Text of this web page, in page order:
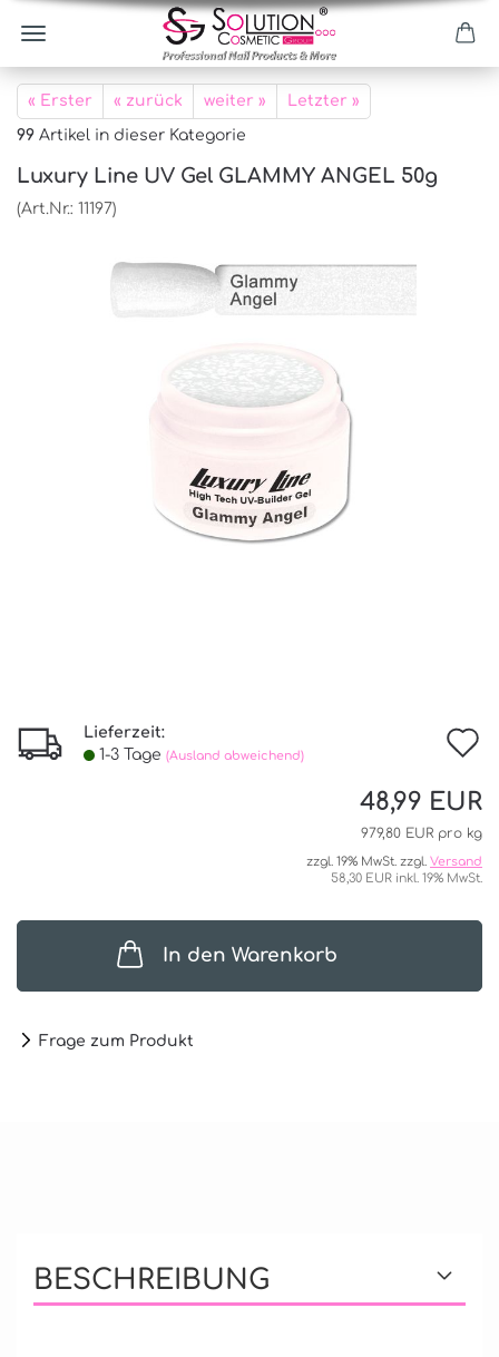
« Erster « zurück weiter » Letzter »
99 Artikel in dieser Kategorie
Luxury Line UV Gel GLAMMY ANGEL 50g
(Art.Nr.: 11197)
Lieferzeit:
1-3 Tage (Ausland abweichend)
48,99 EUR
979,80 EUR pro kg
zzgl. 19% MwSt. zzgl. Versand
58,30 EUR inkl. 19% MwSt.
In den Warenkorb
Frage zum Produkt
BESCHREIBUNG